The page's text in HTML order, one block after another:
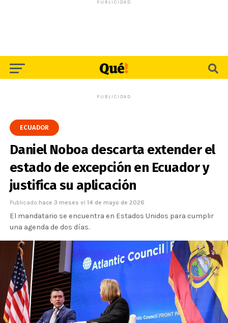
PUBLICIDAD
PUBLICIDAD
ECUADOR
Daniel Noboa descarta extender el
estado de excepción en Ecuador y
justifica su aplicación
Publicado hace 3 meses el 14 de mayo de 2026
El mandatario se encuentra en Estados Unidos para cumplir
una agenda de dos días.